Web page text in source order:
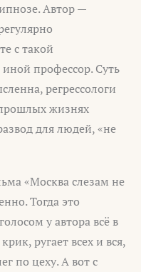
Автор —
с такой
профессор. Суть
регрессологи
жизнях
для людей, «не
«Москва слезам не
Тогда это
у автора всё в
ругает всех и вся,
по цеху. А вот с